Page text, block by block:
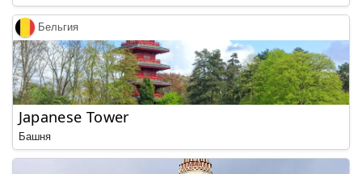
Бельгия
Japanese Tower
Башня